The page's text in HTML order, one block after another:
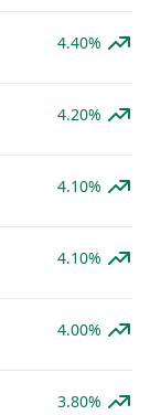
4.40%
4.20%
4.10%
4.10%
4.00%
3.80%